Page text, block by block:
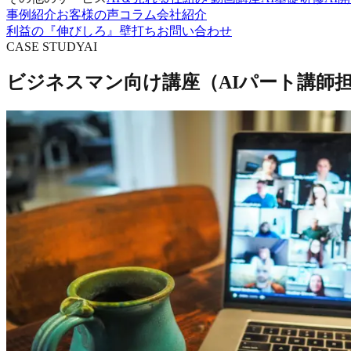
事例紹介お客様の声コラム会社紹介
利益の『伸びしろ』壁打ちお問い合わせ
CASE STUDYAI
ビジネスマン向け講座（AIパート講師